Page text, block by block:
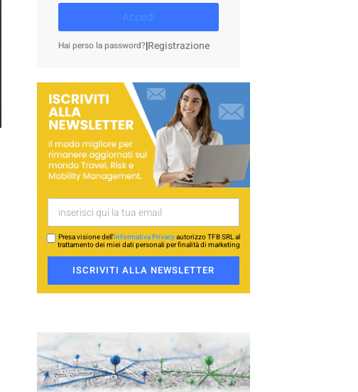
Accedi
Hai perso la password?|Registrazione
Presa visione dell’Informativa Privacyautorizzo TFB SRL al
trattamento dei miei dati personali per finalità di marketing
ISCRIVITI ALLA NEWSLETTER